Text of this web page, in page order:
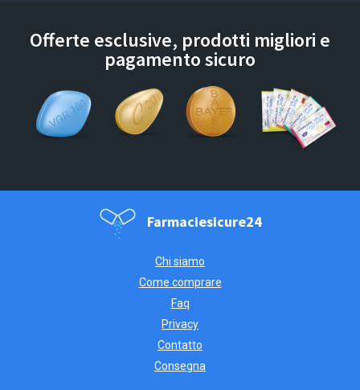
Offerte esclusive, prodotti migliori e
pagamento sicuro
Farmaciesicure24
Chi siamo
Come comprare
Faq
Privacy
Contatto
Consegna